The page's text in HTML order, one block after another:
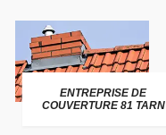
ENTREPRISE DE
COUVERTURE 81 TARN